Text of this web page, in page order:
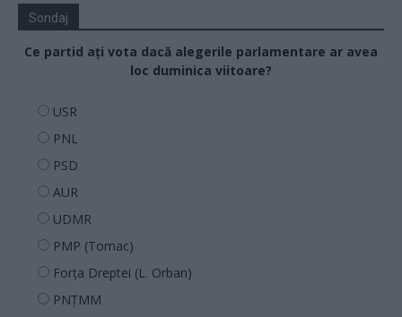
Sondaj
Ce partid ați vota dacă alegerile parlamentare ar avea
loc duminica viitoare?
USR
PNL
PSD
AUR
UDMR
PMP (Tomac)
Forța Dreptei (L. Orban)
PNȚMM